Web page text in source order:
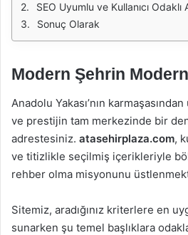
SEO Uyumlu ve Kullanıcı Odaklı
Sonuç Olarak
Modern Şehrin
Anadolu Yakası’nın
ve prestijin tam merkezinde bir
adrestesiniz. atasehirplaza.com,
ve titizlikle seçilmiş içerikleriyle
rehber olma misyonunu
Sitemiz, aradığınız kriterlere en
sunarken şu temel başlıklara